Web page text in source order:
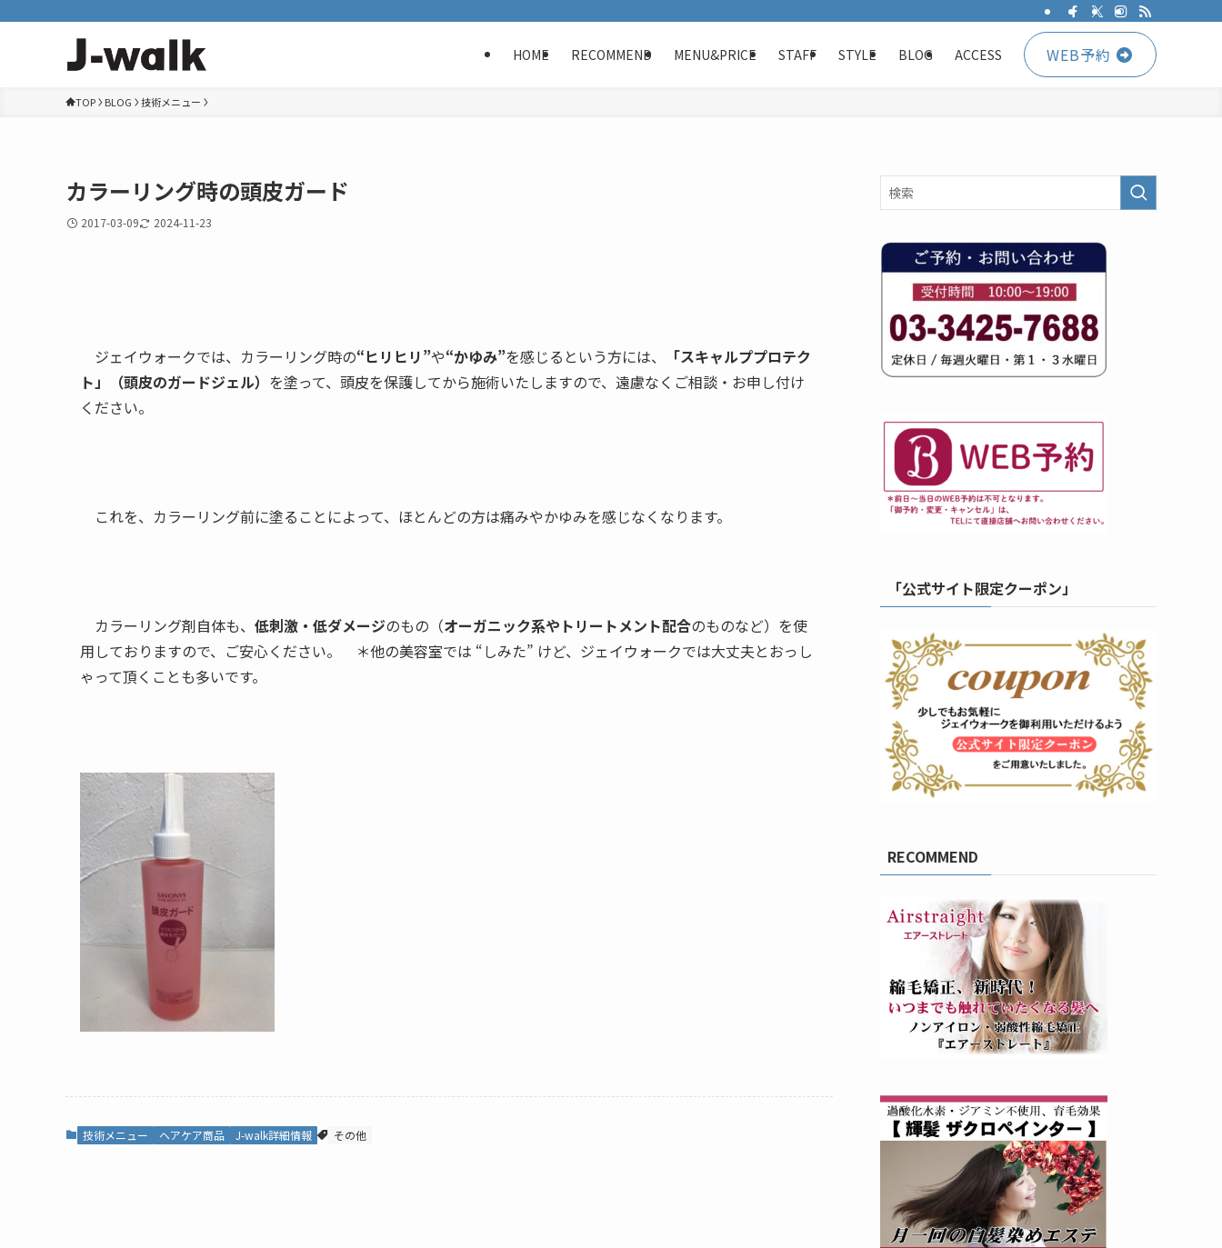
HOME RECOMMEND MENU&PRICE STAFF STYLE BLOG ACCESS WEB予約
TOP BLOG 技術メニュー
カラーリング時の頭皮ガード
2017-03-09 2024-11-23
ジェイウォークでは、カラーリング時の“ヒリヒリ”や“かゆみ”を感じるという方には、
「スキャルププロテク
ト」（頭皮のガードジェル） を塗って、頭皮を保護してから施術いたしますので、遠慮なくご相談・お申し付け
ください。
これを、カラーリング前に塗ることによって、ほとんどの方は痛みやかゆみを感じなくなります。
カラーリング剤自体も、 低刺激・低ダメージのもの（オーガニック系やトリートメント配合のものなど）を使
用しておりますので、ご安心ください。 ＊他の美容室では “しみた” けど、ジェイウォークでは大丈夫とおっし
ゃって頂くことも多いです。
技術メニュー ヘアケア商品 J-walk詳細情報 その他
「公式サイト限定クーポン」
RECOMMEND